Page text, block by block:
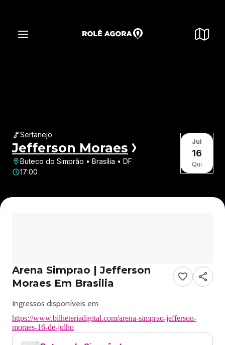
Sertanejo
Jefferson Moraes
Buteco do Simprão • Brasília • DF
17:00
Jul
16
Qui
Arena Simprao | Jefferson
Moraes Em Brasilia
https://www.bilheteriadigital.com/arena-simprao-jefferson-
moraes-16-de-julho